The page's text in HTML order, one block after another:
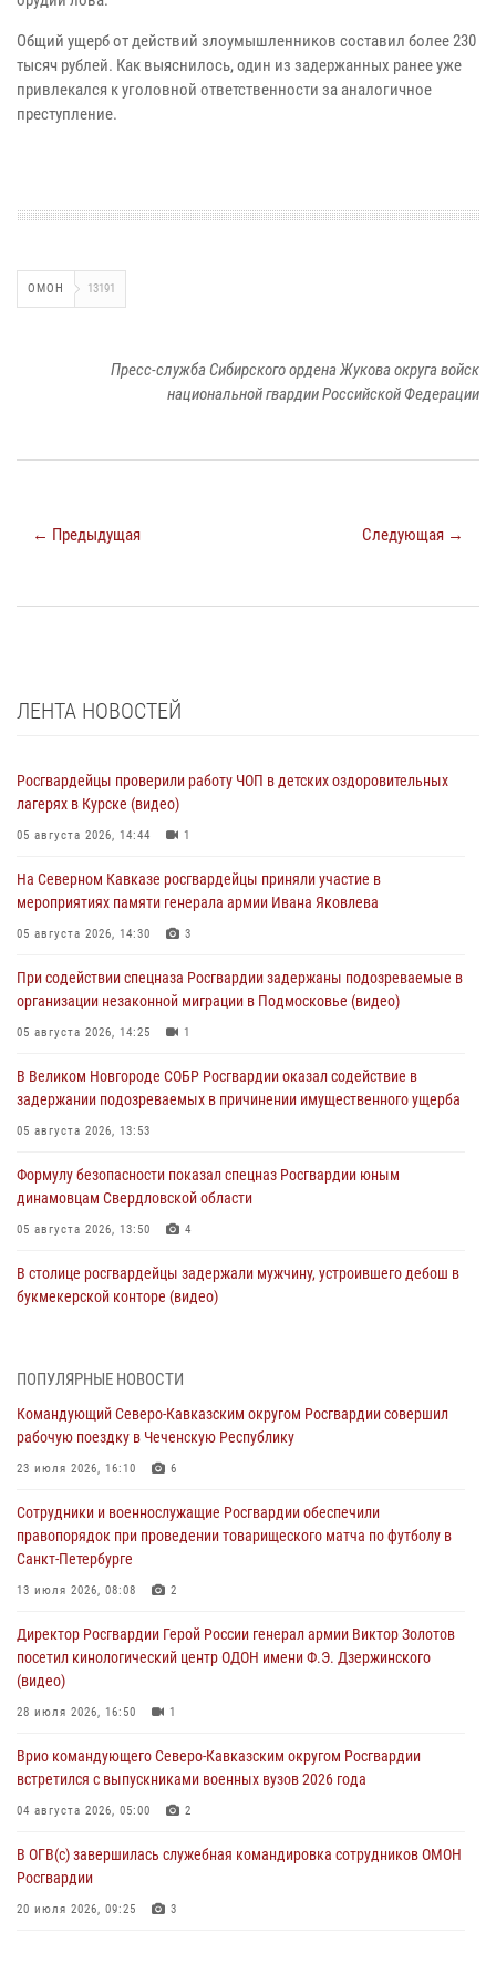
Общий ущерб от действий злоумышленников составил более 230
тысяч рублей. Как выяснилось, один из задержанных ранее уже
привлекался к уголовной ответственности за аналогичное
преступление.
ОМОН 13191
Пресс-служба Сибирского ордена Жукова округа войск
национальной гвардии Российской Федерации
← Предыдущая Следующая →
ЛЕНТА НОВОСТЕЙ
Росгвардейцы проверили работу ЧОП в детских оздоровительных
лагерях в Курске (видео)
05 августа 2026, 14:44 1
На Северном Кавказе росгвардейцы приняли участие в
мероприятиях памяти генерала армии Ивана Яковлева
05 августа 2026, 14:30 3
При содействии спецназа Росгвардии задержаны подозреваемые в
организации незаконной миграции в Подмосковье (видео)
05 августа 2026, 14:25 1
В Великом Новгороде СОБР Росгвардии оказал содействие в
задержании подозреваемых в причинении имущественного ущерба
05 августа 2026, 13:53
Формулу безопасности показал спецназ Росгвардии юным
динамовцам Свердловской области
05 августа 2026, 13:50 4
В столице росгвардейцы задержали мужчину, устроившего дебош в
букмекерской конторе (видео)
В Удмуртии при силовой поддержке спецназа Росгвардии
оздоровительных услуг (видео)
05 августа 2026, 13:20
посетили мастер-класс по художественной гимнастике
05 августа 2026, 13:00 3
Офицеры Росгвардии и ветераны войск правопорядка почтили
05 августа 2026, 12:40
Росгвардейцы приняли участие в акции «Волна памяти»,
посвящённой 83‑й годовщине освобождения Белгорода от
05 августа 2026, 12:13 1
ПОПУЛЯРНЫЕ НОВОСТИ
Командующий Северо-Кавказским округом Росгвардии совершил
рабочую поездку в Чеченскую Республику
23 июля 2026, 16:10 6
Сотрудники и военнослужащие Росгвардии обеспечили
правопорядок при проведении товарищеского матча по футболу в
Санкт-Петербурге
13 июля 2026, 08:08 2
Директор Росгвардии Герой России генерал армии Виктор Золотов
посетил кинологический центр ОДОН имени Ф.Э. Дзержинского
(видео)
28 июля 2026, 16:50 1
Врио командующего Северо-Кавказским округом Росгвардии
встретился с выпускниками военных вузов 2026 года
04 августа 2026, 05:00 2
В ОГВ(с) завершилась служебная командировка сотрудников ОМОН
Росгвардии
20 июля 2026, 09:25 3